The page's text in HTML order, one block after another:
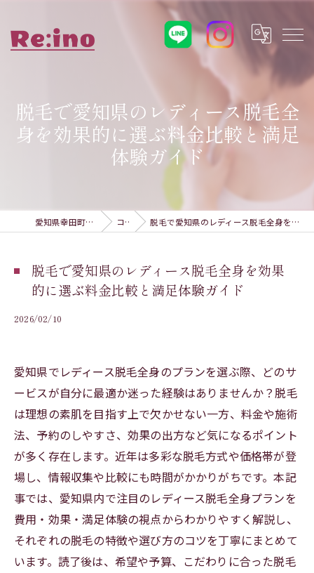
脱毛で愛知県のレディース脱毛全
身を効果的に選ぶ料金比較と満足
体験ガイド
愛知県幸田町の脱毛ならRe:ino コラム 脱毛で愛知県のレディース脱毛全身を効果的に選ぶ料金比較と満足体験ガイド
脱毛で愛知県のレディース脱毛全身を効果
的に選ぶ料金比較と満足体験ガイド
2026/02/10
愛知県でレディース脱毛全身のプランを選ぶ際、どのサ
ービスが自分に最適か迷った経験はありませんか？脱毛
は理想の素肌を目指す上で欠かせない一方、料金や施術
法、予約のしやすさ、効果の出方など気になるポイント
が多く存在します。近年は多彩な脱毛方式や価格帯が登
場し、情報収集や比較にも時間がかかりがちです。本記
事では、愛知県内で注目のレディース脱毛全身プランを
費用・効果・満足体験の視点からわかりやすく解説し、
それぞれの脱毛の特徴や選び方のコツを丁寧にまとめて
います。読了後は、希望や予算、こだわりに合った脱毛